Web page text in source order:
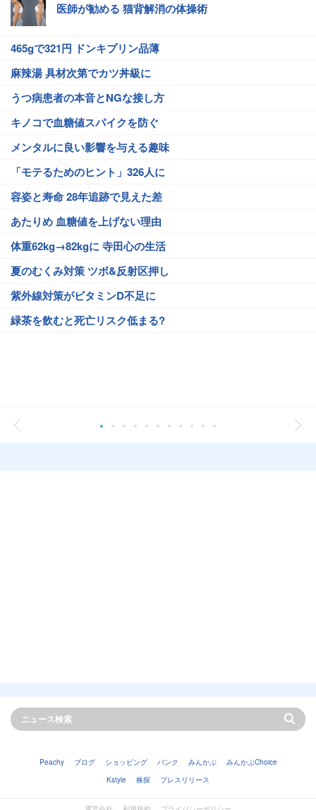
医師が勧める 猫背解消の体操術
465gで321円 ドンキプリン品薄
麻辣湯 具材次第でカツ丼級に
うつ病患者の本音とNGな接し方
キノコで血糖値スパイクを防ぐ
メンタルに良い影響を与える趣味
「モテるためのヒント」326人に
容姿と寿命 28年追跡で見えた差
あたりめ 血糖値を上げない理由
体重62kg→82kgに 寺田心の生活
夏のむくみ対策 ツボ&反射区押し
紫外線対策がビタミンD不足に
緑茶を飲むと死亡リスク低まる?
Peachy ブログ ショッピング バンク みんかぶ
みんかぶChoice
Kstyle
株探 プレスリリース